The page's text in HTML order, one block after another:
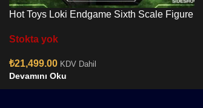
Hot Toys Loki Endgame Sixth Scale Figure
Stokta yok
₺21,499.00 KDV Dahil
Devamını Oku